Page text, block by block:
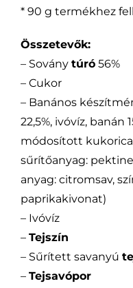
* 90 g termékhez
Összetevők:
– Sovány túró56%
– Cukor
– Banános
22,5%, ivóvíz, banán
módosított
sűrítőanyag:
anyag: citromsav,
paprikakivonat)
– Ivóvíz
– Tejszín
– Sűrített savanyú
– Tejsavópor